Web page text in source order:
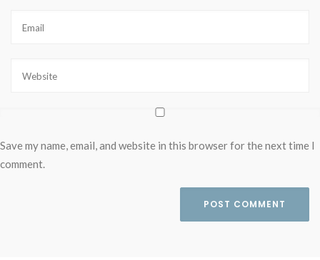
Save my name, email, and website in this browser for the next time I
comment.